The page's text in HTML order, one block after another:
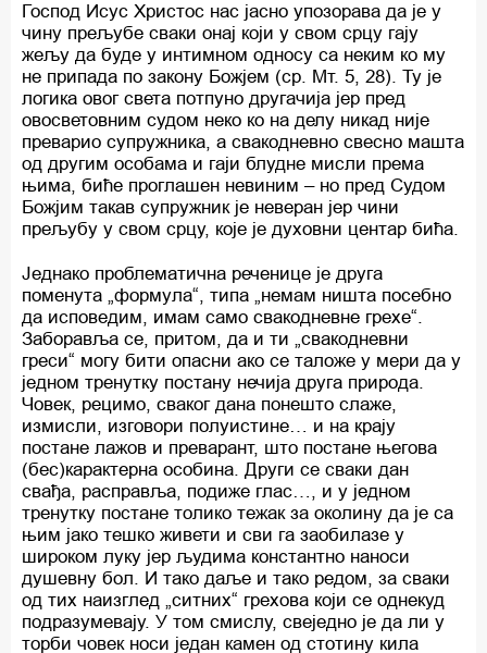
Господ Исус Христос нас јасно упозорава да је у
чину прељубе сваки онај који у свом срцу гају
жељу да буде у интимном односу са неким ко му
не припада по закону Божјем (ср. Мт. 5, 28). Ту је
логика овог света потпуно другачија јер пред
овосветовним судом неко ко на делу никад није
преварио супружника, а свакодневно свесно машта
од другим особама и гаји блудне мисли према
њима, биће проглашен невиним – но пред Судом
Божјим такав супружник је неверан јер чини
прељубу у свом срцу, које је духовни центар бића.
Једнако проблематична реченице је друга
поменута „формула“, типа „немам ништа посебно
да исповедим, имам само свакодневне грехе“.
Заборавља се, притом, да и ти „свакодневни
греси“ могу бити опасни ако се таложе у мери да у
једном тренутку постану нечија друга природа.
Човек, рецимо, сваког дана понешто слаже,
измисли, изговори полуистине… и на крају
постане лажов и преварант, што постане његова
(бес)карактерна особина. Други се сваки дан
свађа, расправља, подиже глас…, и у једном
тренутку постане толико тежак за околину да је са
њим јако тешко живети и сви га заобилазе у
широком луку јер људима константно наноси
душевну бол. И тако даље и тако редом, за сваки
од тих наизглед „ситних“ грехова који се однекуд
подразумевају. У том смислу, свеједно је да ли у
торби човек носи један камен од стотину кила